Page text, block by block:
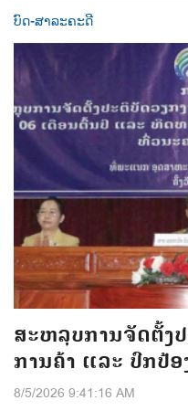
ບົດ-ສາລະຄະດີ
ສະຫລຸບການຈັດຕັ້ງ
ການຄ້າ ແລະ ປົກປ້ອ
8/5/2026 9:41:16 AM